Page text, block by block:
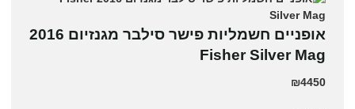
אופניים חשמליות פישר סילבר מגנזיום 2016
Fisher Silver Mag
₪4450